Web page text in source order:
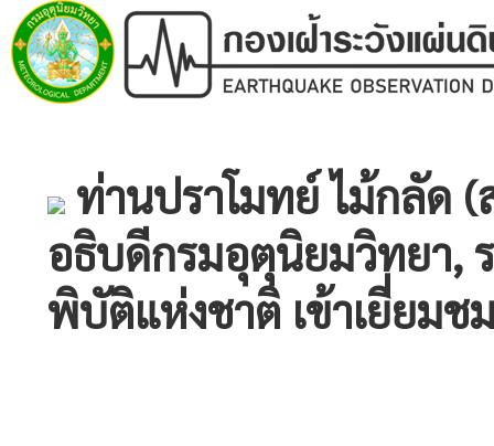
ท่านปราโมทย์ ไม้กลัด
อธิบดีกรมอุตุนิยมวิทยา,
พิบัติแห่งชาติ เข้าเยี่ยมช